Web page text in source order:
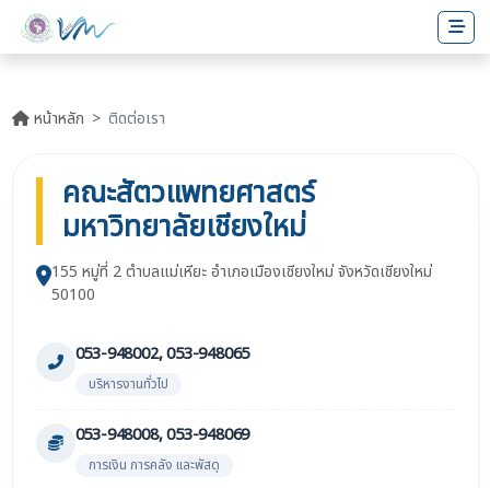
หน้าหลัก ติดต่อเรา
คณะสัตวแพทยศาสตร์
มหาวิทยาลัยเชียงใหม่
155 หมู่ที่ 2 ตำบลแม่เหียะ อำเภอเมืองเชียงใหม่ จังหวัดเชียงใหม่
50100
053-948002, 053-948065
บริหารงานทั่วไป
053-948008, 053-948069
การเงิน การคลัง และพัสดุ